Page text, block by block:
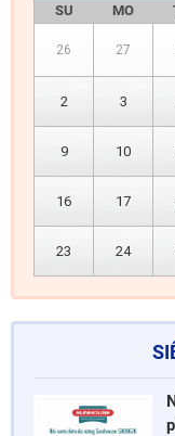
SU MO
26 27
2 3
9 10
16 17
23 24